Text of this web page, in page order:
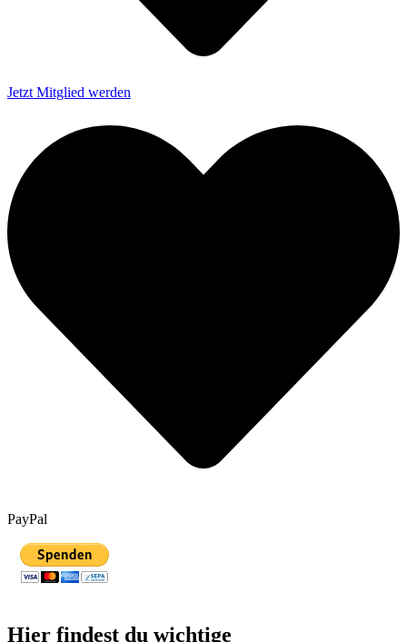
Jetzt Mitglied werden
PayPal
Hier findest du wichtige